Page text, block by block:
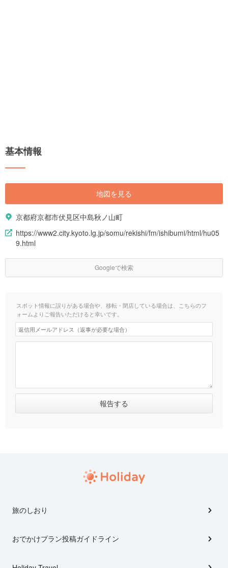
基本情報
地図を見る
京都府京都市伏見区中島秋ノ山町
https://www2.city.kyoto.lg.jp/somu/rekishi/fm/ishibumi/html/hu05
9.html
Googleで検索
スポット情報に誤りがある場合や、移転・閉店している場合は、こちらのフ
ォームよりご報告いただけると幸いです。
旅のしおり
おでかけプラン投稿ガイドライン